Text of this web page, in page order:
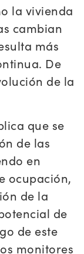
la vivienda
cambian
más
De
de la
que se
de las
en
ocupación,
de la
de
de este
monitores